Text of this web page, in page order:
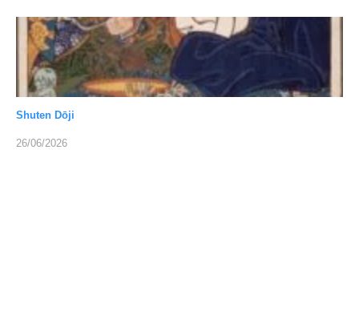
Shuten Dōji
26/06/2026